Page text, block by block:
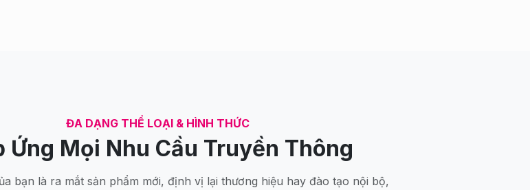
ĐA DẠNG THỂ LOẠI & HÌNH THỨC
Ứng Mọi Nhu Cầu Truyền Thông
bạn là ra mắt sản phẩm mới, định vị lại thương hiệu hay đào tạo nội bộ,